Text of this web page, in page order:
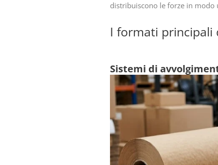
distribuiscono le forze in modo
I formati principali
Sistemi di